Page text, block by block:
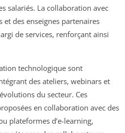
salariés. La collaboration avec
et des enseignes partenaires
de services, renforçant ainsi
technologique sont
des ateliers, webinars et
du secteur. Ces
en collaboration avec des
plateformes d’e-learning,